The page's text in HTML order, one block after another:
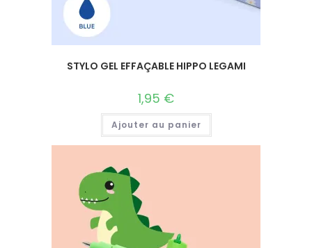
STYLO GEL EFFAÇABLE HIPPO LEGAMI
1,95 €
Ajouter au panier